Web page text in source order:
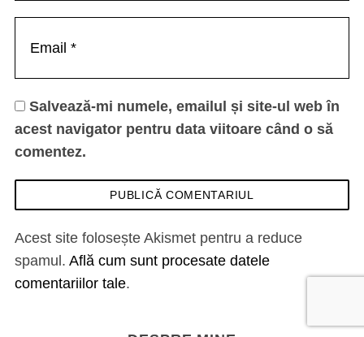
Salvează-mi numele, emailul și site-ul web în
acest navigator pentru data viitoare când o să
comentez.
Acest site folosește Akismet pentru a reduce
spamul. Află cum sunt procesate datele
comentariilor tale.